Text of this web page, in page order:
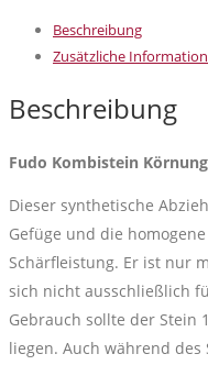
1000/3000
Beschreibung
Zusätzliche
Beschreibung
Fudo Kombistein
Dieser synthetische
Gefüge und die
Schärfleistung. Er ist nur
sich nicht ausschließlich
Gebrauch sollte der Stein
liegen. Auch während